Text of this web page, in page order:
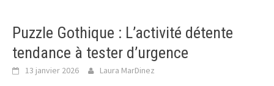
Puzzle Gothique : L’activité détente
tendance à tester d’urgence
13 janvier 2026 Laura MarDinez